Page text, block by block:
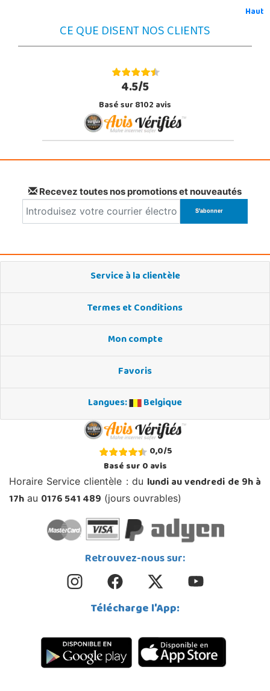
Haut
CE QUE DISENT NOS CLIENTS
4.5/5
Basé sur 8102 avis
Recevez toutes nos promotions et nouveautés
Service à la clientèle
Termes et Conditions
Mon compte
Favoris
Langues:
Belgique
0,0/5
Basé sur0avis
Horaire Service clientèle : du lundi au vendredi de 9h à
17h au 0176 541 489 (jours ouvrables)
Retrouvez-nous sur:
Télécharge l'App: